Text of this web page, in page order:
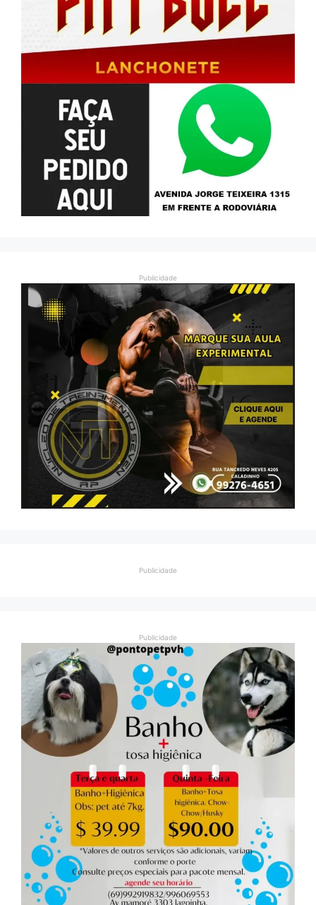
Publicidade
Publicidade
Publicidade